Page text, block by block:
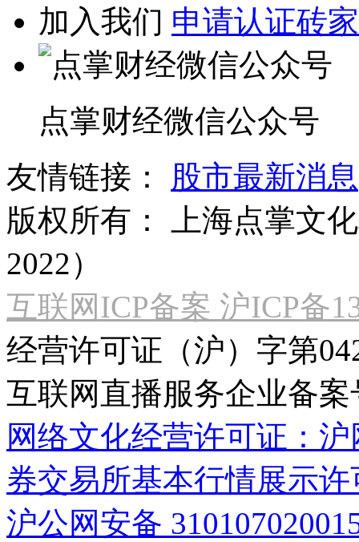
加入我们 申请认证砖家
点掌财经微信公众号
友情链接：
股市最新消息
版权所有：
上海点掌文
2022）
互联网ICP备案 沪ICP备
经营许可证（沪）字第
互联网直播服务企业备案
网络文化经营许可证：
券交易所基本行情展示许
沪公网安备